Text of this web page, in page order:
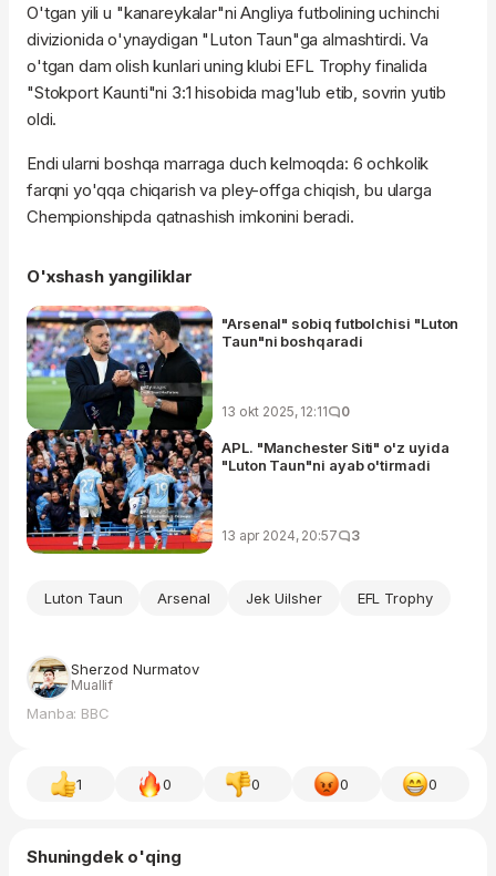
O'tgan yili u "kanareykalar"ni Angliya futbolining uchinchi
divizionida o'ynaydigan "Luton Taun"ga almashtirdi. Va
o'tgan dam olish kunlari uning klubi EFL Trophy finalida
"Stokport Kaunti"ni 3:1 hisobida mag'lub etib, sovrin yutib
oldi.
Endi ularni boshqa marraga duch kelmoqda: 6 ochkolik
farqni yo'qqa chiqarish va pley-offga chiqish, bu ularga
Chempionshipda qatnashish imkonini beradi.
O'xshash yangiliklar
"Arsenal" sobiq futbolchisi "Luton
Taun"ni boshqaradi
13 okt 2025, 12:11 0
APL. "Manchester Siti" o'z uyida
"Luton Taun"ni ayab o'tirmadi
13 apr 2024, 20:57 3
Luton Taun Arsenal Jek Uilsher EFL Trophy
Sherzod Nurmatov
Muallif
Manba: BBC
1 0 0 0 0
Shuningdek o'qing